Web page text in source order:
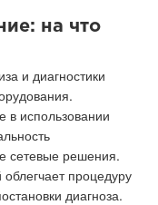
на что
и диагностики
в использовании
сетевые решения.
процедуру
диагноза.